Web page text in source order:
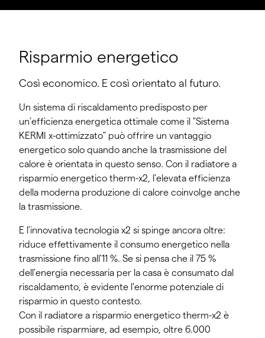
Risparmio energetico
Così economico. E così orientato al futuro.
Un sistema di riscaldamento predisposto per
un'efficienza energetica ottimale come il "Sistema
KERMI x-ottimizzato" può offrire un vantaggio
energetico solo quando anche la trasmissione del
calore è orientata in questo senso. Con il radiatore a
risparmio energetico therm-x2, l'elevata efficienza
della moderna produzione di calore coinvolge anche
la trasmissione.
E l'innovativa tecnologia x2 si spinge ancora oltre:
riduce effettivamente il consumo energetico nella
trasmissione fino all'11 %. Se si pensa che il 75 %
dell'energia necessaria per la casa è consumato dal
riscaldamento, è evidente l'enorme potenziale di
risparmio in questo contesto.
Con il radiatore a risparmio energetico therm-x2 è
possibile risparmiare, ad esempio, oltre 6.000